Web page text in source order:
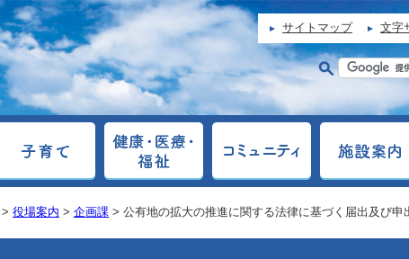
サイトマップ 文字
> 役場案内 > 企画課 > 公有地の拡大の推進に関する法律に基づく届出及び申